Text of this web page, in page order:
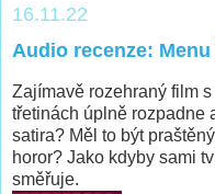
16.11.22
Audio recenze:
Zajímavě rozehraný film
třetinách úplně rozpadne
satira? Měl to být
horor? Jako kdyby sami
směřuje.